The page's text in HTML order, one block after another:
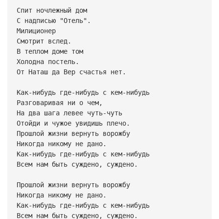
Спит ночлежный дом
С надписью "Отель".
Милиционер
Смотрит вслед.
В теплом доме том
Холодна постель.
От Наташ да Вер счастья нет.
Как-нибудь где-нибудь с кем-нибудь
Разговаривая ни о чем,
На два шага левее чуть-чуть
Отойди и чужое увидишь плечо.
Прошлой жизни вернуть ворожбу
Никогда никому не дано.
Как-нибудь где-нибудь с кем-нибудь
Всем нам быть суждено, суждено.
Прошлой жизни вернуть ворожбу
Никогда никому не дано.
Как-нибудь где-нибудь с кем-нибудь
Всем нам быть суждено, суждено.